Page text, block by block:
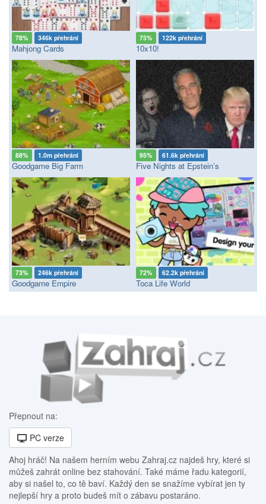
78% 346k přehrání
Mahjong Cards
75% 122k přehrání
10x10!
88% 1.0m přehrání
Goodgame Big Farm
95% 61.6k přehrání
Five Nights at Epstein’s
73% 246k přehrání
Goodgame Empire
72% 62.2k přehrání
Toca Life World
Přepnout na:
PC verze
Ahoj hráč! Na našem herním webu Zahraj.cz najdeš hry, které si
můžeš zahrát online bez stahování. Také máme řadu kategorií,
aby si našel to, co tě baví. Každý den se snažíme vybírat jen ty
nejlepší hry a proto budeš mít o zábavu postaráno.